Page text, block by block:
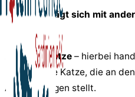
Katze verträgt sich mit
Anfängerkatze – hierbei
problemlose Katze, die an
Anforderungen stellt.